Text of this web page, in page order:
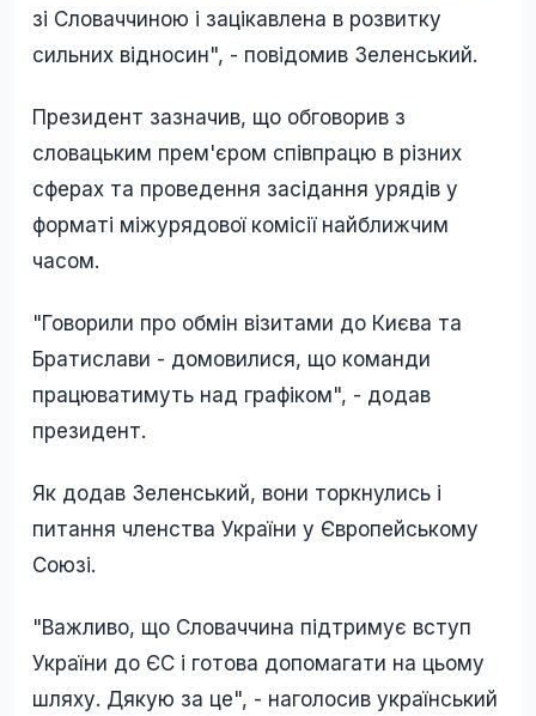
зі Словаччиною і зацікавлена в розвитку
сильних відносин", - повідомив Зеленський.
Президент зазначив, що обговорив з
словацьким прем'єром співпрацю в різних
сферах та проведення засідання урядів у
форматі міжурядової комісії найближчим
часом.
"Говорили про обмін візитами до Києва та
Братислави - домовилися, що команди
працюватимуть над графіком", - додав
президент.
Як додав Зеленський, вони торкнулись і
питання членства України у Європейському
Союзі.
"Важливо, що Словаччина підтримує вступ
України до ЄС і готова допомагати на цьому
шляху. Дякую за це", - наголосив український